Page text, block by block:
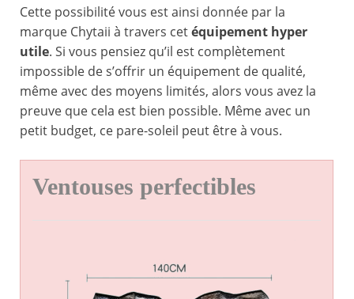
Cette possibilité vous est ainsi donnée par la
marque Chytaii à travers cetéquipement hyper
utile. Si vous pensiez qu’il est complètement
impossible de s’offrir un équipement de qualité,
même avec des moyens limités, alors vous avez la
preuve que cela est bien possible. Même avec un
petit budget, ce pare-soleil peut être à vous.
Ventouses perfectibles